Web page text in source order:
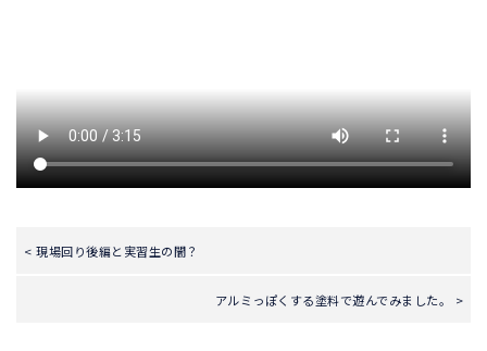
< 現場回り後編と実習生の闇？
アルミっぽくする塗料で遊んでみました。 >